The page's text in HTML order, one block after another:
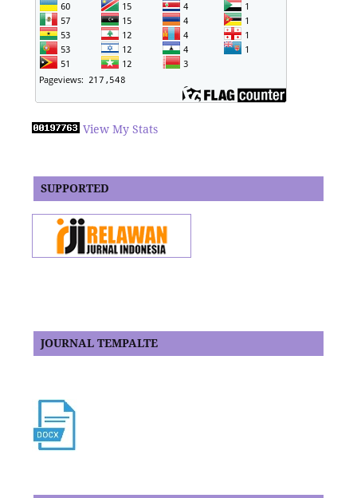
View My Stats
SUPPORTED
JOURNAL TEMPALTE